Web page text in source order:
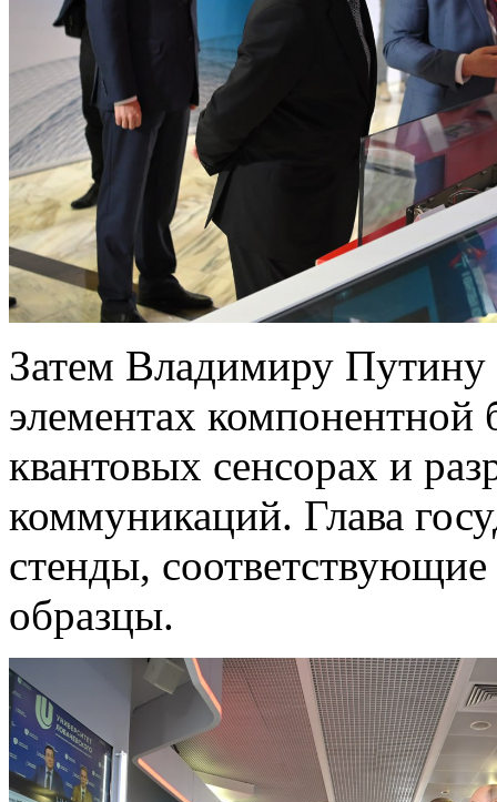
Затем Владимиру Путину
элементах
квантовых сенсорах и
коммуникаций. Глава
стенды,
образцы.